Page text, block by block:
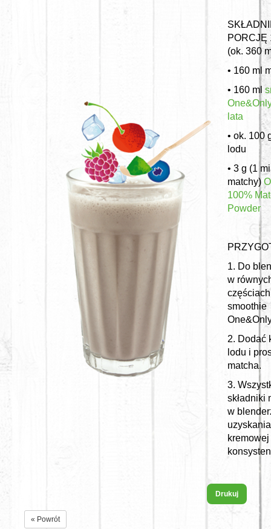
PORCJĘ
(ok. 360
• 160 ml
• 160 ml
lata
• ok. 100
lodu
• 3 g (1
matchy)
100%
Powder
1. Do
w
smoothie
2. Dodać
lodu i
matcha.
3.
składniki
w
uzyskania
kremowej
Drukuj
« Powrót